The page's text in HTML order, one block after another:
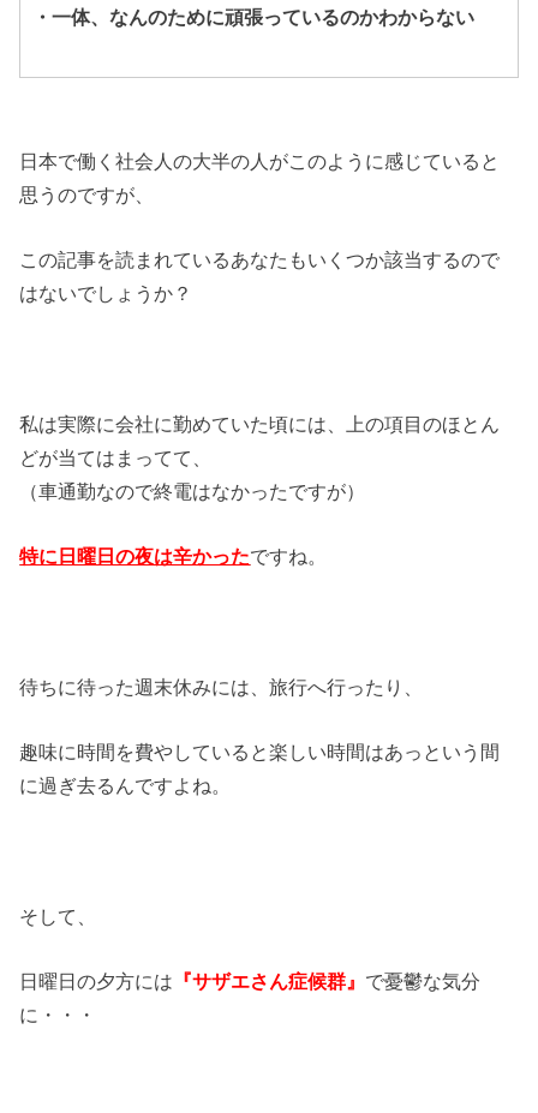
・一体、なんのために頑張っているのかわからない
日本で働く社会人の大半の人がこのように感じていると
思うのですが、
この記事を読まれているあなたもいくつか該当するので
はないでしょうか？
私は実際に会社に勤めていた頃には、上の項目のほとん
どが当てはまってて、
（車通勤なので終電はなかったですが）
特に日曜日の夜は辛かったですね。
待ちに待った週末休みには、旅行へ行ったり、
趣味に時間を費やしていると楽しい時間はあっという間
に過ぎ去るんですよね。
そして、
日曜日の夕方には 『サザエさん症候群』 で憂鬱な気分
に・・・